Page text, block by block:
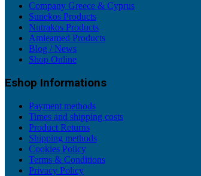
Company Greece & Cyprus
Sunekos Products
Nutrakos Products
Amieamed Products
Blog / News
Shop Online
Eshop Informations
Payment methods
Times and shipping costs
Product Returns
Shipping methods
Cookies Policy
Terms & Conditions
Privacy Policy